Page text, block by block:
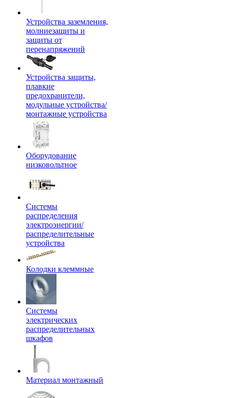
Устройства заземления,
молниезащиты и
защиты от
перенапряжений
Устройства защиты,
плавкие
предохранители,
модульные устройства/
монтажные устройства
Оборудование
низковольтное
Системы
распределения
электроэнергии/
распределительные
устройства
Колодки клеммные
Системы
электрических
распределительных
шкафов
Материал монтажный